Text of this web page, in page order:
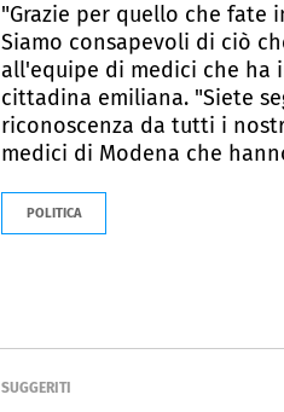
"Grazie per quello che fate
Siamo consapevoli di ciò
all'equipe di medici che ha
cittadina emiliana. "Siete
riconoscenza da tutti i
medici di Modena che
POLITICA
SUGGERITI